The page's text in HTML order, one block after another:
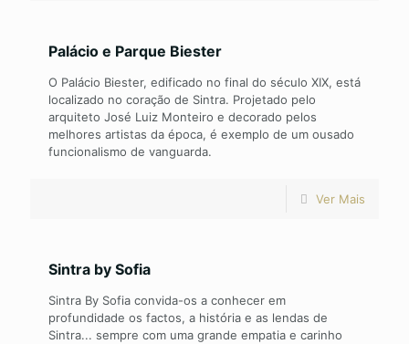
Palácio e Parque Biester
O Palácio Biester, edificado no final do século XIX, está
localizado no coração de Sintra. Projetado pelo
arquiteto José Luiz Monteiro e decorado pelos
melhores artistas da época, é exemplo de um ousado
funcionalismo de vanguarda.
Ver Mais
Sintra by Sofia
Sintra By Sofia convida-os a conhecer em
profundidade os factos, a história e as lendas de
Sintra... sempre com uma grande empatia e carinho